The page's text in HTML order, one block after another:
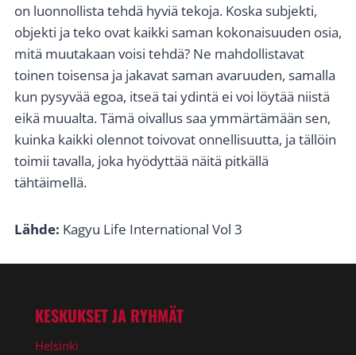
on luonnollista tehdä hyviä tekoja. Koska subjekti,
objekti ja teko ovat kaikki saman kokonaisuuden osia,
mitä muutakaan voisi tehdä? Ne mahdollistavat
toinen toisensa ja jakavat saman avaruuden, samalla
kun pysyvää egoa, itseä tai ydintä ei voi löytää niistä
eikä muualta. Tämä oivallus saa ymmärtämään sen,
kuinka kaikki olennot toivovat onnellisuutta, ja tällöin
toimii tavalla, joka hyödyttää näitä pitkällä
tähtäimellä.
Lähde: Kagyu Life International Vol 3
KESKUKSET JA RYHMÄT
Helsinki